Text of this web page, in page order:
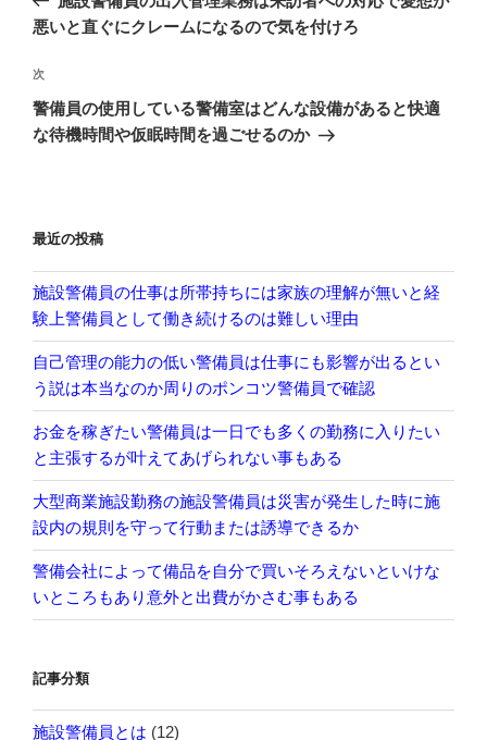
ナ
ゲ
ー
シ
投
悪いと直ぐにクレームになるので気を付けろ
次
の
投
次
警備員の使用している警備室はどんな設備があると快適
な待機時間や仮眠時間を過ごせるのか
最近の投稿
施設警備員の仕事は所帯持ちには家族の理解が無いと経
験上警備員として働き続けるのは難しい理由
自己管理の能力の低い警備員は仕事にも影響が出るとい
う説は本当なのか周りのポンコツ警備員で確認
お金を稼ぎたい警備員は一日でも多くの勤務に入りたい
と主張するが叶えてあげられない事もある
大型商業施設勤務の施設警備員は災害が発生した時に施
設内の規則を守って行動または誘導できるか
警備会社によって備品を自分で買いそろえないといけな
いところもあり意外と出費がかさむ事もある
記事分類
施設警備員とは (12)